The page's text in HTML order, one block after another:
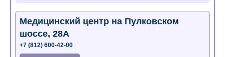
Медицинский центр на Пулковском
шоссе, 28А
+7 (812) 600-42-00